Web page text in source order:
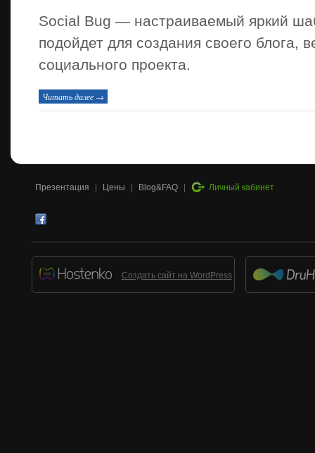
Social Bug — настраиваемый яркий
подойдет для создания своего блога,
социального проекта.
Читать далее →
Презентация Цены Blog&FAQ Личный кабинет
Создать сайт на WordPress